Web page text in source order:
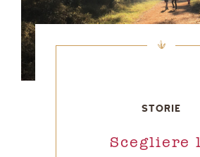
STORIE
Scegliere